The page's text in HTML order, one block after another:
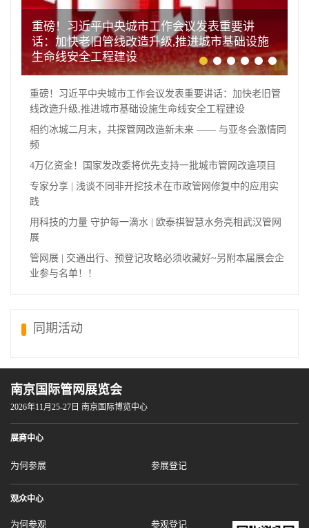
重磅！习近平中央城市工作会议发表重要讲
话：加快老旧管线改造升级,推进城市基础设施
生命线安全工程建设
重磅！习近平中央城市工作会议发表重要讲话：加快老旧管
线改造升级,推进城市基础设施生命线安全工程建设
相约冰城二月末，共探管网改造新未来 —— 与亚冬会激情同
频
4万亿资金！国家发改委将优先支持一批城市管网改造项目
专家分享 | 浅谈不同非开挖技术在市政管网修复中的应用实
践
用科技的力量 守护每一滴水 | 欧泰祺智慧水务亮相武汉管网
展
管网展 | 交通出行、预登记攻略必须收藏好~另附本届展会企
业参与名单！！
同期活动
南京国际管网展览会
2026年11月25-27日 南京国际博览中心
展商中心
为何参展 参展登记
观众中心
为何参观 参观登记